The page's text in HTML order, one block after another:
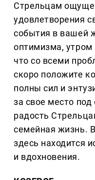
Стрельцам
удовлетворения
события в вашей
оптимизма, утром
что со всеми
скоро положите
полны сил и
за свое место
радость
семейная жизнь.
здесь находится
и вдохновения.